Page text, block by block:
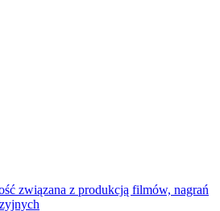
związana z produkcją filmów, nagrań